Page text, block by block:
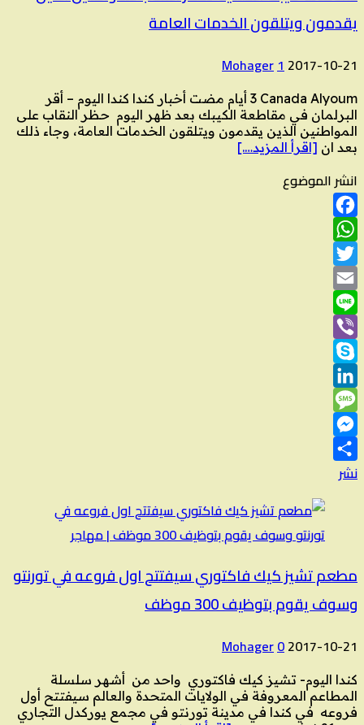
يقدمون ويتلقون الخدمات العامة
2017-10-21
Mohager1
Canada Alyoum ‏3 أيام مضت أخبار كندا كندا اليوم – أقر
البرلمان في مقاطعة الكيبك بعد ظهر اليوم حظر النقاب على
المواطنين الذين يقدمون ويتلقون الخدمات العامة، وجاء ذلك
بعد ان [اقرأ المزيد….]
انشر الموضوع
Facebook
WhatsApp
Twitter
Email
Line
Viber
Skype
LinkedIn
Message
Messenger
نشر
مطعم تشيز كيك فاكتوري سيفتتح اول فروعه في تورنتو
وسوف يقوم بتوظيف 300 موظف
2017-10-21
Mohager0
كندا اليوم- تشيز كيك فاكتوري واحد من أشهر سلسلة
المطاعم المعروفة في الولايات المتحدة والعالم سيفتتح أول
فروعه في كندا في مدينة تورنتو في مجمع يوركدل التجاري